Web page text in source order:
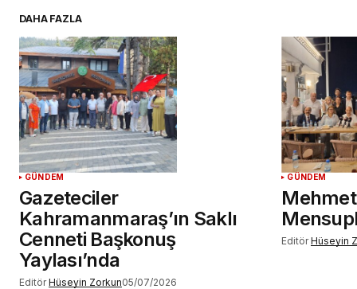
YORUM GÖNDER
DAHA FAZLA
GÜNDEM
Gazeteciler
Kahramanmaraş’ın Saklı
Cenneti Başkonuş
Yaylası’nda
Editör Hüseyin Zorkun05/07/2026
GÜNDEM
Editör Hüseyin